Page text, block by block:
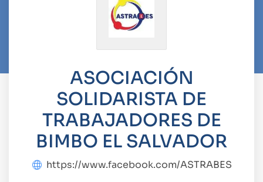
ASOCIACIÓN
SOLIDARISTA DE
TRABAJADORES DE
BIMBO EL SALVADOR
https://www.facebook.com/ASTRABES